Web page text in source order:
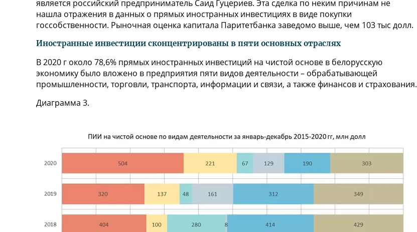
является российский предприниматель Саид Гуцериев. Эта сделка по неким причинам не
нашла отражения в данных о прямых иностранных инвестициях в виде покупки
госсобственности. Рыночная оценка капитала Паритетбанка заведомо выше, чем 103 тыс долл.
Иностранные инвестиции сконцентрированы в пяти основных отраслях
В 2020 г около 78,6% прямых иностранных инвестиций на чистой основе в белорусскую
экономику было вложено в предприятия пяти видов деятельности – обрабатывающей
промышленности, торговли, транспорта, информации и связи, а также финансов и страхования.
Диаграмма 3.